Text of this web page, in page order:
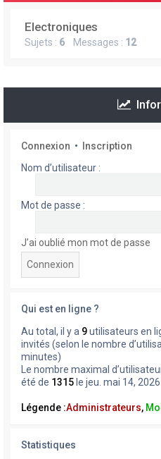
Electroniques
Sujets : 6 Messages : 12
Connexion •
Inscription
Nom d’utilisateur :
Mot de passe :
J’ai oublié mon mot de passe
Qui est en ligne ?
Au total, il y a 9utilisateurs en
invités (selon le nombre
minutes)
Le nombre maximal
été de 1315 le jeu. mai 14,
Légende :Administrateurs,
Statistiques